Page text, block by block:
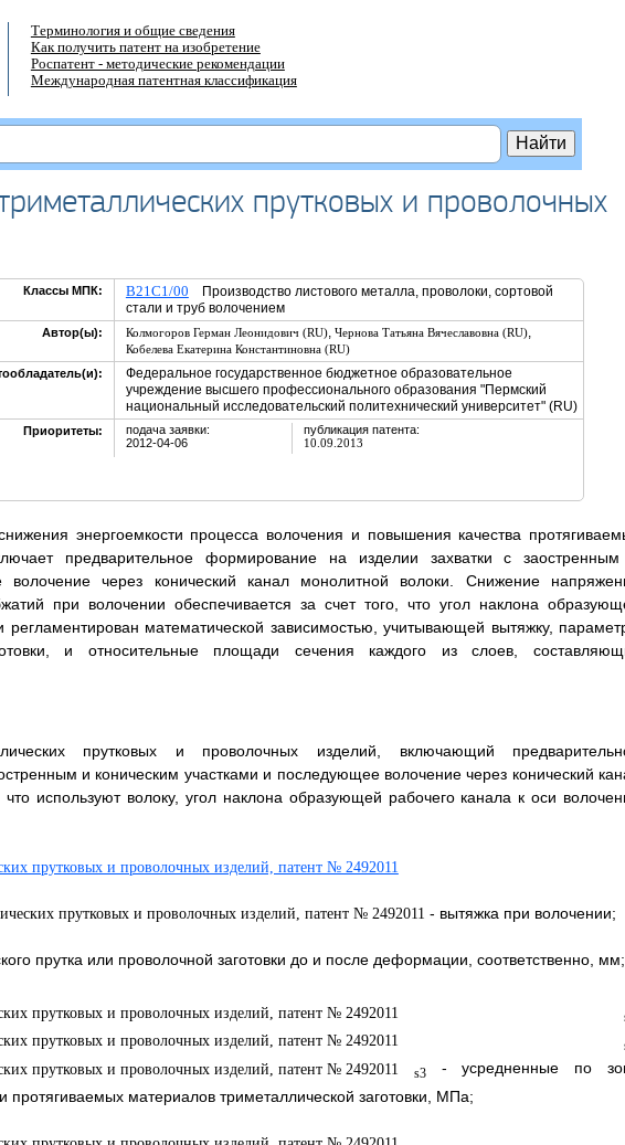
Терминология и общие сведения
Как получить патент на изобретение
Роспатент - методические рекомендации
Международная патентная классификация
прутковых и проволочных
Классы МПК: B21C1/00 Производство листового металла, проволоки, сортовой
стали и труб волочением
Автор(ы): Колмогоров Герман Леонидович (RU), Чернова Татьяна Вячеславовна (RU),
Кобелева Екатерина Константиновна (RU)
Федеральное государственное бюджетное образовательное
учреждение высшего профессионального образования "Пермский
национальный исследовательский политехнический университет" (RU)
Приоритеты:
подача заявки:
2012-04-06
публикация патента:
10.09.2013
энергоемкости процесса волочения и повышения качества
предварительное формирование на изделии захватки с
через конический канал монолитной волоки. Снижение
при волочении обеспечивается за счет того, что угол наклона
регламентирован математической зависимостью, учитывающей вытяжку,
и относительные площади сечения каждого из слоев,
прутковых и проволочных изделий, включающий
и коническим участками и последующее волочение через конический
используют волоку, угол наклона образующей рабочего канала к оси
- вытяжка при волочении;
прутка или проволочной заготовки до и после деформации, соответственно, мм;
s3- усредненные по
материалов триметаллической заготовки, МПа;